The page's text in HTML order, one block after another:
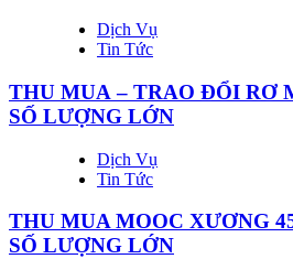
Dịch Vụ
Tin Tức
THU MUA – TRAO ĐỔI RƠ
SỐ LƯỢNG LỚN
Dịch Vụ
Tin Tức
THU MUA MOOC XƯƠNG
SỐ LƯỢNG LỚN